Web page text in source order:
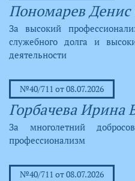
Пономарев Денис
За высокий
служебного долга и
деятельности
№40/711 от 08.07.2026
Горбачева Ирина
За многолетний
профессионализм
№40/711 от 08.07.2026